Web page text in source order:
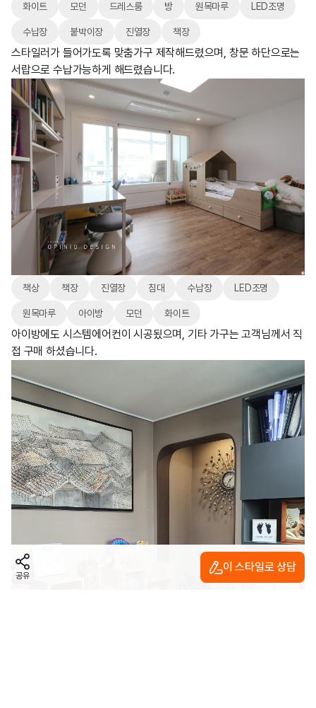
화이트 모던 드레스룸 방 원목마루 LED조명
수납장 붙박이장 진열장 책장
스타일러가 들어가도록 맞춤가구 제작해드렸으며, 창문 하단으로는
서랍으로 수납가능하게 해드렸습니다.
책상 책장 진열장 침대 수납장 LED조명
원목마루 아이방 모던 화이트
아이방에도 시스템에어컨이 시공됬으며, 기타 가구는 고객님께서 직
접 구매 하셨습니다.
공유
이 스타일로 상담